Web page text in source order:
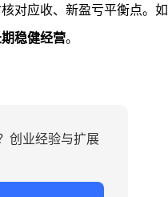
对应收、新盈亏平衡点。如
稳健经营。
创业经验与扩展